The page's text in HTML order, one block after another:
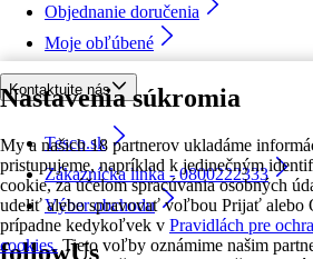
Nastavenia súkromia
My a našich 18 partnerov ukladáme
pristupujeme, napríklad k jedinečným
cookie, za účelom spracúvania osobných
udeliť alebo spravovať voľbou Prijať alebo
prípadne kedykoľvek v Pravidlách pre
cookies. Tieto voľby oznámime našim
Objednanie doručenia
Moje obľúbené
Kontaktujte nás
Tesco.sk
Zákaznícka linka - 0800222333
Výber obchodu
followUs